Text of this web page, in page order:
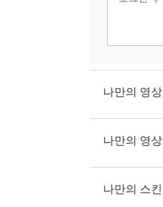
나만의 영상
나만의 영상
나만의 스킨